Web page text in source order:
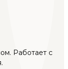
Работает с